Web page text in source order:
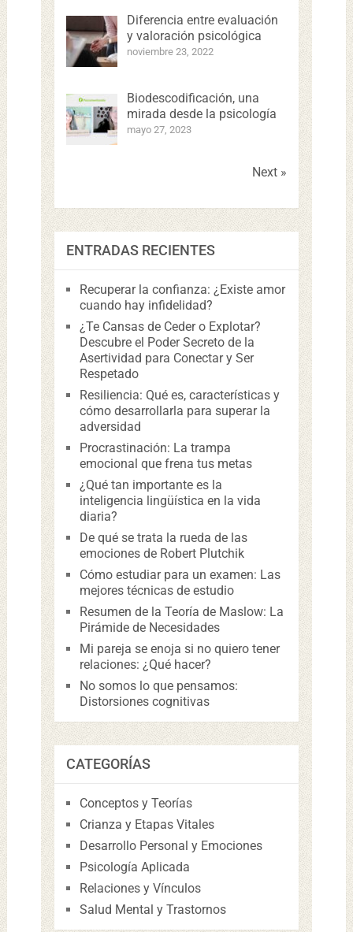
Diferencia entre evaluación
y valoración psicológica
noviembre 23, 2022
Biodescodificación, una
mirada desde la psicología
mayo 27, 2023
Next »
ENTRADAS RECIENTES
Recuperar la confianza: ¿Existe amor
cuando hay infidelidad?
¿Te Cansas de Ceder o Explotar?
Descubre el Poder Secreto de la
Asertividad para Conectar y Ser
Respetado
Resiliencia: Qué es, características y
cómo desarrollarla para superar la
adversidad
Procrastinación: La trampa
emocional que frena tus metas
¿Qué tan importante es la
inteligencia lingüística en la vida
diaria?
De qué se trata la rueda de las
emociones de Robert Plutchik
Cómo estudiar para un examen: Las
mejores técnicas de estudio
Resumen de la Teoría de Maslow: La
Pirámide de Necesidades
Mi pareja se enoja si no quiero tener
relaciones: ¿Qué hacer?
No somos lo que pensamos:
Distorsiones cognitivas
CATEGORÍAS
Conceptos y Teorías
Crianza y Etapas Vitales
Desarrollo Personal y Emociones
Psicología Aplicada
Relaciones y Vínculos
Salud Mental y Trastornos